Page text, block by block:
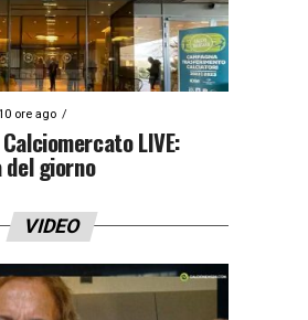
ore ago
LIVE:
giorno
VIDEO